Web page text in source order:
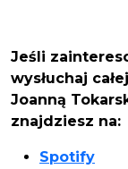
Jeśli
wysłuchaj
Joanną
znajdziesz na:
Spotify